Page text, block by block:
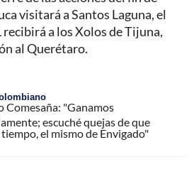
visitará a Santos Laguna, el
a los Xolos de Tijuna,
al Querétaro.
Comesaña: "Ganamos
escuché quejas de que
el mismo de Envigado"